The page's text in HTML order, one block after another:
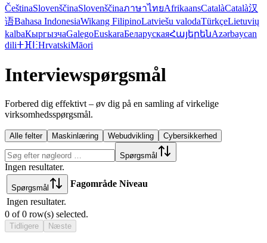
ČeštinaSlovenščinaSlovenščinaภาษาไทยAfrikaansCatalàCatalà汉
语Bahasa IndonesiaWikang FilipinoLatviešu valodaTürkçeLietuvių
kalbaКыргызчаGalegoEuskaraБеларускаяՀայերենAzərbaycan
diliⵜⴼⵏⵗHrvatskiMāori
Interview­spørgsmål
Forbered dig effektivt – øv dig på en samling af virkelige
virksomhedsspørgsmål.
Alle felter Maskinlæring Webudvikling Cybersikkerhed
Spørgsmål
Ingen resultater.
Spørgsmål Fagområde Niveau
Ingen resultater.
0 of 0 row(s) selected.
Tidligere Næste